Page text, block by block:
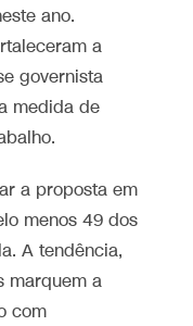
ano.
a
governista
medida de
a proposta em
menos 49 dos
A tendência,
marquem a
com